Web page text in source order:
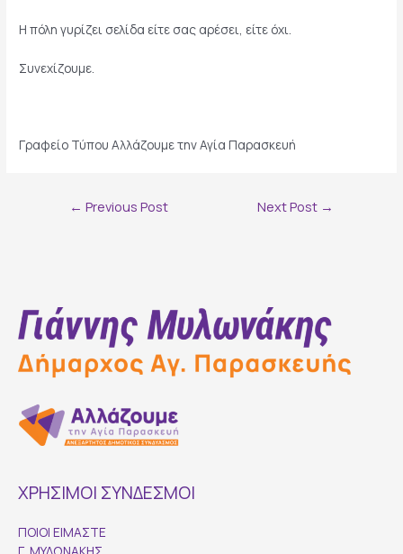
Η πόλη γυρίζει σελίδα είτε σας αρέσει, είτε όχι.
Συνεχίζουμε.
Γραφείο Τύπου Αλλάζουμε την Αγία Παρασκευή
← Previous Post Next Post →
ΧΡΗΣΙΜΟΙ ΣΥΝΔΕΣΜΟΙ
ΠΟΙΟΙ ΕΙΜΑΣΤΕ